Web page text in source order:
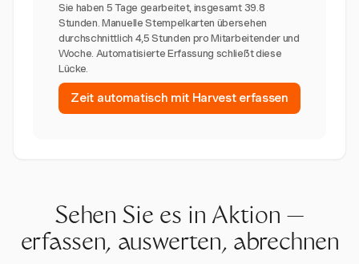
Sie haben 5 Tage gearbeitet, insgesamt 39.8
Stunden. Manuelle Stempelkarten übersehen
durchschnittlich 4,5 Stunden pro Mitarbeitender und
Woche. Automatisierte Erfassung schließt diese
Lücke.
Zeit automatisch mit Harvest erfassen
Sehen Sie es in Aktion —
erfassen, auswerten, abrechnen